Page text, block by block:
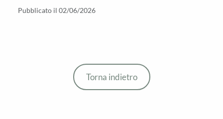
Pubblicato il 02/06/2026
Torna indietro